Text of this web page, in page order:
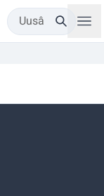
Uusâ